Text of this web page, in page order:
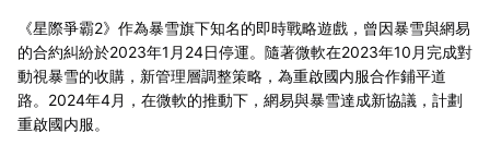
《星際爭霸2》作為暴雪旗下知名的即時戰略遊戲，曾因暴雪與網易
的合約糾紛於2023年1月24日停運。隨著微軟在2023年10月完成對
動視暴雪的收購，新管理層調整策略，為重啟國内服合作鋪平道
路。2024年4月，在微軟的推動下，網易與暴雪達成新協議，計劃
重啟國内服。